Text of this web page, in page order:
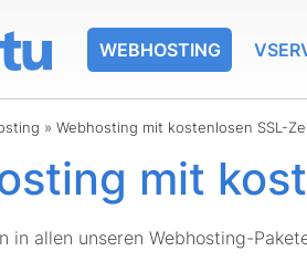
WEBHOSTING
» Webhosting mit kostenlosen SSL-
mit
in allen unseren Webhosting-